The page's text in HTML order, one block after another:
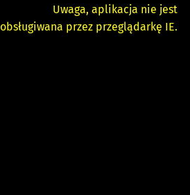
Uwaga, aplikacja nie jest
obsługiwana przez przeglądarkę IE.